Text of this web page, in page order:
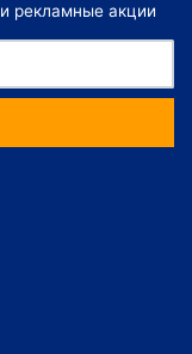
рекламные акции